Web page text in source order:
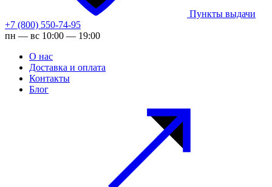
Пункты выдачи
+7 (800) 550-74-95
пн — вс 10:00 — 19:00
О нас
Доставка и оплата
Контакты
Блог